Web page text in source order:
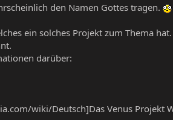
den Namen Gottes tragen.
ein solches Projekt zum Thema hat.
darüber:
wiki/Deutsch]Das Venus Projekt